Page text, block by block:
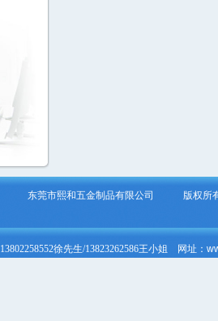
东莞市熙和五金制品有限公司 版
13802258552徐先生/13823262586王小姐 网址：